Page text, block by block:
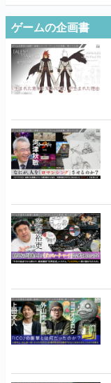
ゲームの企画書